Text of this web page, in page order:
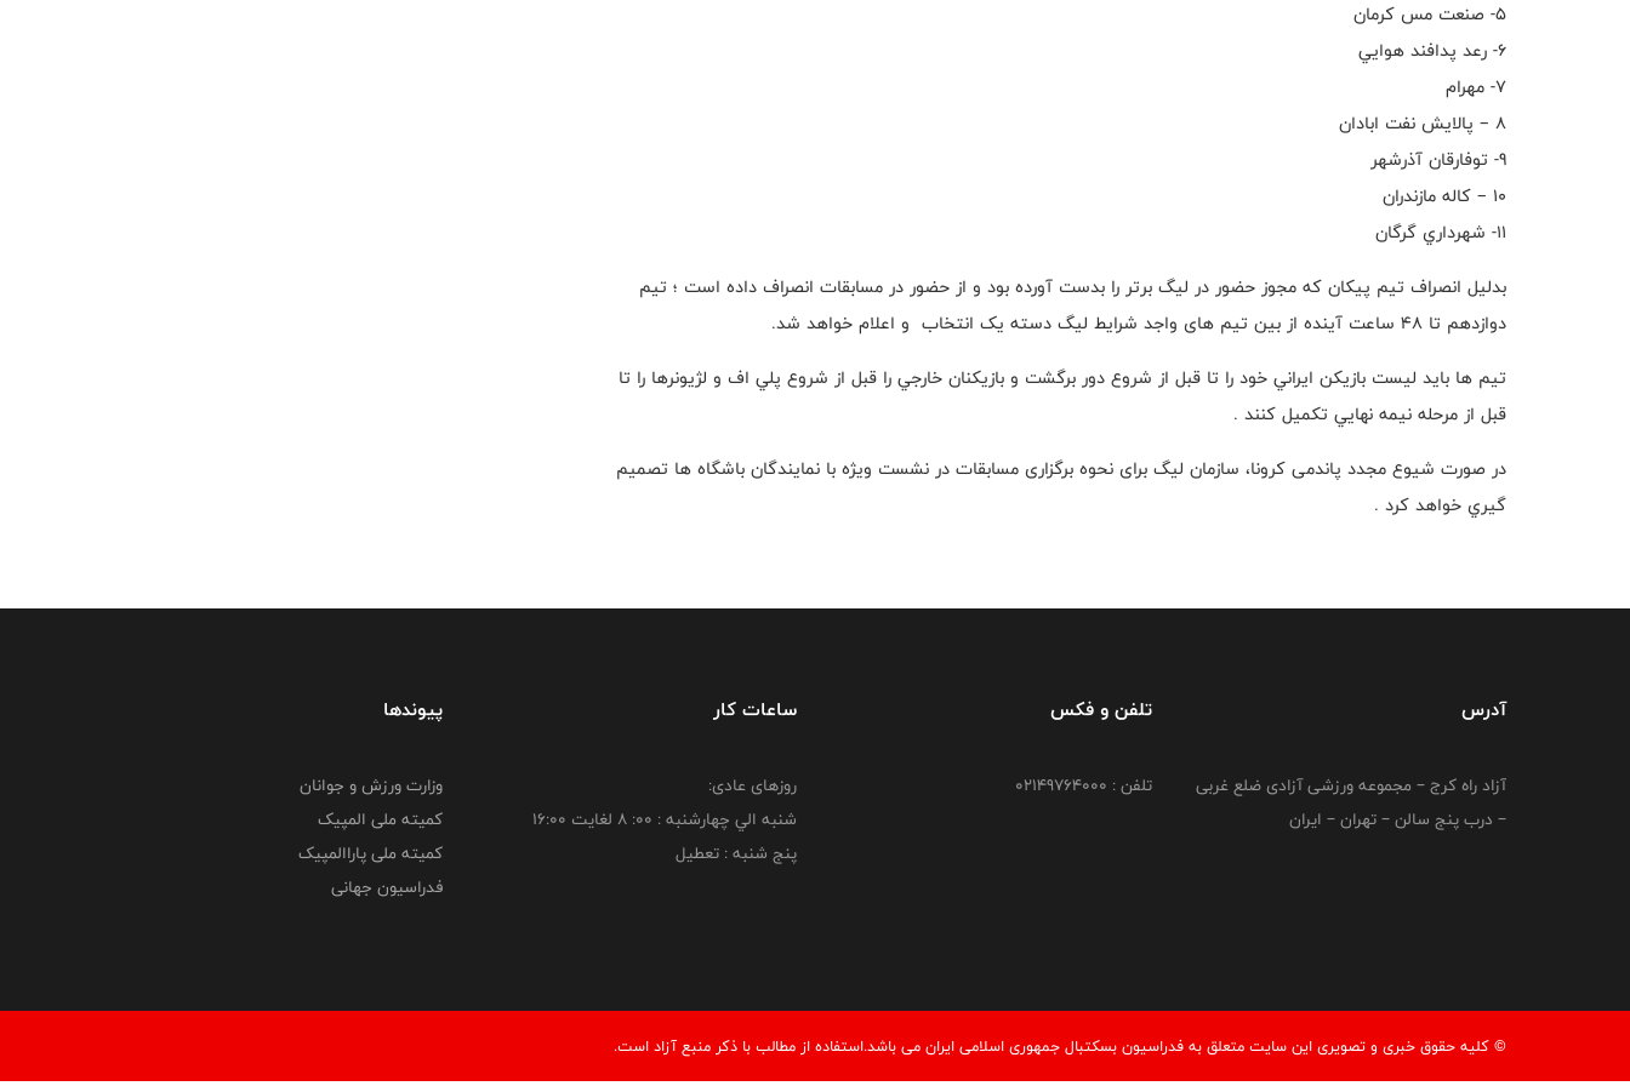
٥- صنعت مس كرمان
٦- رعد پدافند هوايي
٧- مهرام
٨ – پالايش نفت ابادان
٩- توفارقان آذرشهر
١٠ – كاله مازندران
١١- شهرداري گرگان
بدلیل انصراف تیم پیکان که مجوز حضور در لیگ برتر را بدست آورده بود و از حضور در مسابقات انصراف داده است ؛ تيم
دوازدهم تا ٤٨ ساعت آينده از بين تیم های واجد شرایط لیگ دسته یک انتخاب ‌ و اعلام خواهد شد.
تيم ها بايد ليست بازيكن ايراني خود را تا قبل از شروع دور برگشت و بازیکنان خارجي را قبل از شروع پلي اف و لژيونرها را تا
قبل از مرحله نيمه نهايي تكميل کنند .
در صورت شیوع مجدد پاندمی کرونا، سازمان ليگ برای نحوه برگزاری مسابقات در نشست ویژه با نمایندگان باشگاه ها تصميم
گيري خواهد کرد .
آدرس
آزاد راه کرج – مجموعه ورزشی آزادی ضلع غربی
– درب پنج سالن – تهران – ایران
تلفن و فکس
تلفن : 02149764000
ساعات کار
روزهای عادی:
شنبه الي چهارشنبه : 00: 8 لغايت 16:00
پنج شنبه : تعطیل
پیوندها
وزارت ورزش و جوانان
کمیته ملی المپیک
کمیته ملی پاراالمپیک
فدراسیون جهانی
© کليه حقوق خبری و تصويری اين سايت متعلق به فدراسیون بسکتبال جمهوری اسلامی ایران می باشد.استفاده از مطالب با ذكر منبع آزاد است.